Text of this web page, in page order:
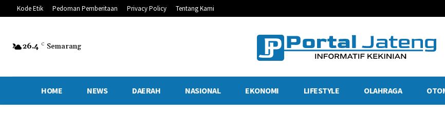
Kode Etik Pedoman Pemberitaan Privacy Policy Tentang Kami
26.4 C Semarang
HOME NEWS DAERAH NASIONAL EKONOMI LIFESTYLE OLAHRAGA